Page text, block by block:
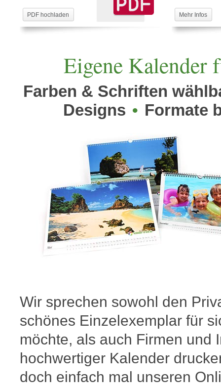
PDF hochladen Mehr Infos
Eigene Kalender
Farben & Schriften
Designs • Formate
Wir sprechen sowohl den
schönes Einzelexemplar für
möchte, als auch Firmen und
hochwertiger Kalender
doch einfach mal unseren